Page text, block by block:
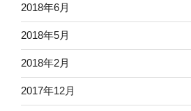
2018年6月
2018年5月
2018年2月
2017年12月